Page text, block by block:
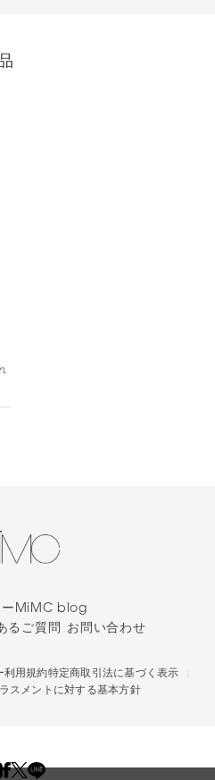
MiMC blog
るご質問 お問い合わせ
利用規約特定商取引法に基づく表示
スメントに対する基本方針